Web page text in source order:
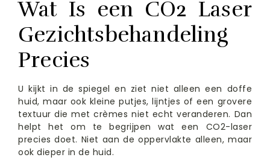
Wat Is een CO2 Laser
Gezichtsbehandeling
Precies
U kijkt in de spiegel en ziet niet alleen een doffe
huid, maar ook kleine putjes, lijntjes of een grovere
textuur die met crèmes niet echt veranderen. Dan
helpt het om te begrijpen wat een CO2-laser
precies doet. Niet aan de oppervlakte alleen, maar
ook dieper in de huid.